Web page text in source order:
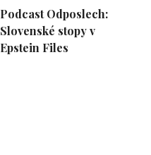
Podcast Odposlech:
Slovenské stopy v
Epstein Files